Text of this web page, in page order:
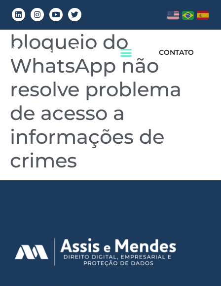
CONTATO
Para advogado,
bloqueio do
WhatsApp não
resolve problema
de acesso a
informações de
crimes